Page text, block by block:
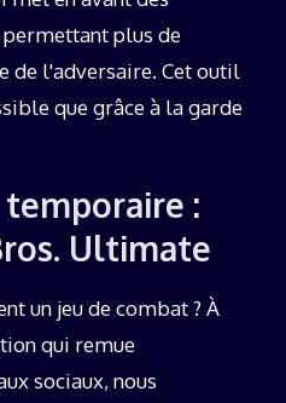
plus de
de l'adversaire. Cet outil
que grâce à la garde
Ultimate
un jeu de combat ? À
qui remue
sociaux, nous